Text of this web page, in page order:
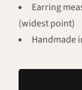
Earring
(widest point)
Handmade